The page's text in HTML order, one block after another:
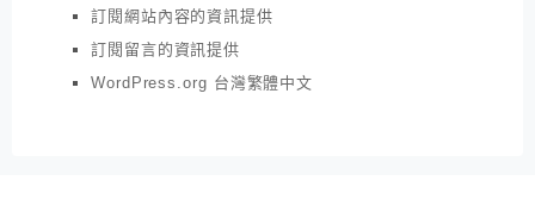
訂閱網站內容的資訊提供
訂閱留言的資訊提供
WordPress.org 台灣繁體中文